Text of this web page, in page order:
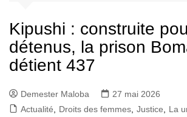
Kipushi : construite
détenus, la prison
détient 437
Demester Maloba
27 mai 2026
Actualité
Droits des femmes Justice La